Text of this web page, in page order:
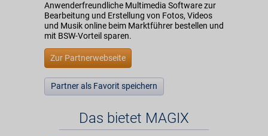
Anwenderfreundliche Multimedia Software zur
Bearbeitung und Erstellung von Fotos, Videos
und Musik online beim Marktführer bestellen und
mit BSW-Vorteil sparen.
Zur Partnerwebseite
Partner als Favorit speichern
Das bietet MAGIX